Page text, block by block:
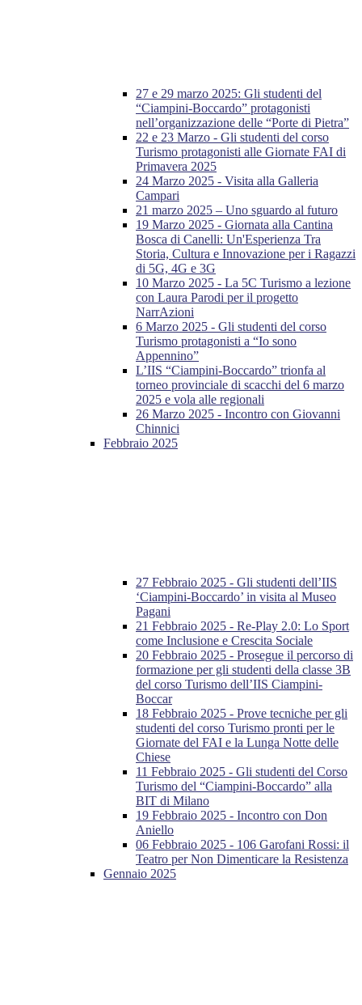
27 e 29 marzo 2025: Gli studenti del
“Ciampini-Boccardo” protagonisti
nell’organizzazione delle “Porte di Pietra”
22 e 23 Marzo - Gli studenti del corso
Turismo protagonisti alle Giornate FAI di
Primavera 2025
24 Marzo 2025 - Visita alla Galleria
Campari
21 marzo 2025 – Uno sguardo al futuro
19 Marzo 2025 - Giornata alla Cantina
Bosca di Canelli: Un'Esperienza Tra
Storia, Cultura e Innovazione per i Ragazzi
di 5G, 4G e 3G
10 Marzo 2025 - La 5C Turismo a lezione
con Laura Parodi per il progetto
NarrAzioni
6 Marzo 2025 - Gli studenti del corso
Turismo protagonisti a “Io sono
Appennino”
L’IIS “Ciampini-Boccardo” trionfa al
torneo provinciale di scacchi del 6 marzo
2025 e vola alle regionali
26 Marzo 2025 - Incontro con Giovanni
Chinnici
Febbraio 2025
27 Febbraio 2025 - Gli studenti dell’IIS
‘Ciampini-Boccardo’ in visita al Museo
Pagani
21 Febbraio 2025 - Re-Play 2.0: Lo Sport
come Inclusione e Crescita Sociale
20 Febbraio 2025 - Prosegue il percorso di
formazione per gli studenti della classe 3B
del corso Turismo dell’IIS Ciampini-
Boccar
18 Febbraio 2025 - Prove tecniche per gli
studenti del corso Turismo pronti per le
Giornate del FAI e la Lunga Notte delle
Chiese
11 Febbraio 2025 - Gli studenti del Corso
Turismo del “Ciampini-Boccardo” alla
BIT di Milano
19 Febbraio 2025 - Incontro con Don
Aniello
06 Febbraio 2025 - 106 Garofani Rossi: il
Teatro per Non Dimenticare la Resistenza
Gennaio 2025